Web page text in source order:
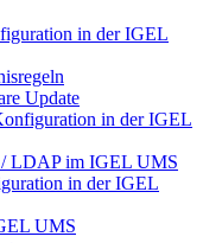
in der IGEL
Update
in der IGEL
LDAP im IGEL UMS
in der IGEL
UMS